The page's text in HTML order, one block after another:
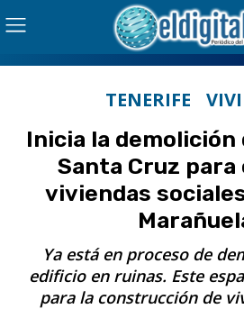
TENERIFE
Inicia la demolición
Santa Cruz
viviendas
Ya está en proceso de
edificio en ruinas. Este
para la construcción de